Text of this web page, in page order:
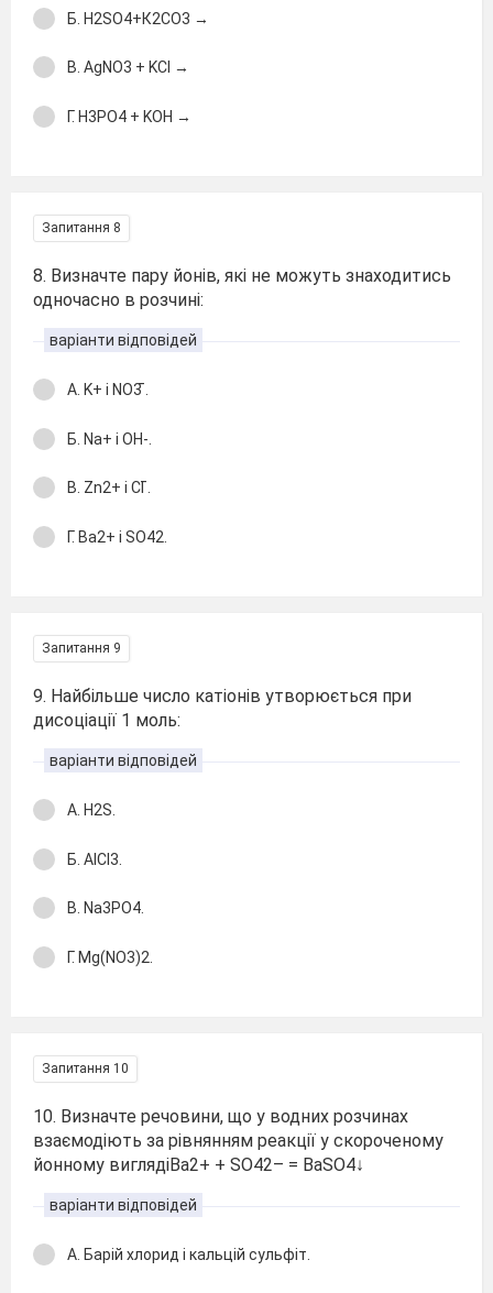
Б. H2SO4+К2CO3 →
В. AgNO3 + KCl →
Г. H3PO4 + KOH →
Запитання 8
8. Визначте пару йонів, які не можуть знаходитись
одночасно в розчині:
варіанти відповідей
А. K+ і NO3 ̄.
Б. Na+ і ОН-.
В. Zn2+ і Cl ̄.
Г. Ba2+ і SO42.
Запитання 9
9. Найбільше число катіонів утворюється при
дисоціації 1 моль:
варіанти відповідей
А. H2S.
Б. AlCl3.
В. Na3РO4.
Г. Mg(NO3)2.
Запитання 10
10. Визначте речовини, що у водних розчинах
взаємодіють за рівнянням реакції у скороченому
йонному виглядіВa2+ + SO42– = ВaSO4↓
варіанти відповідей
А. Барій хлорид і кальцій сульфіт.